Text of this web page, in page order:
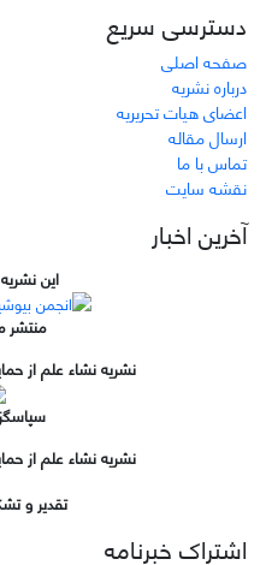
دسترسی سریع
صفحه اصلی
درباره نشریه
اعضای هیات تحریریه
ارسال مقاله
تماس با ما
نقشه سایت
آخرین اخبار
این
نشریه نشاء علم از
نشریه نشاء علم از
تقدیر و
اشتراک خبرنامه